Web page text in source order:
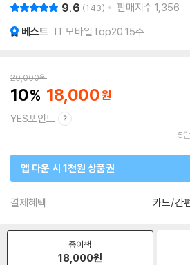
9.6 143 판매지수 1,356
베스트 IT 모바일 top20 15주
20,000원
10 18,000
YES포인트
5
앱 다운 시 1천원 상품권
결제혜택 카드/간
종이책
18,000원